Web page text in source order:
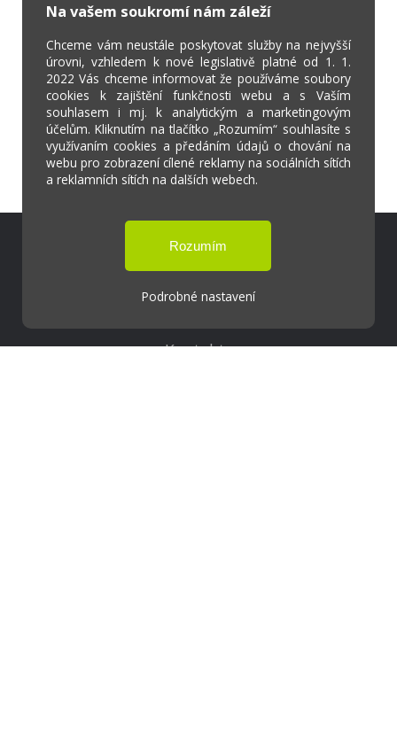
Na vašem soukromí nám záleží
Chceme vám neustále poskytovat služby na nejvyšší
úrovni, vzhledem k nové legislativě platné od 1. 1.
2022 Vás chceme informovat že používáme soubory
cookies k zajištění funkčnosti webu a s Vaším
souhlasem i mj. k analytickým a marketingovým
účelům. Kliknutím na tlačítko „Rozumím“ souhlasíte s
využívaním cookies a předáním údajů o chování na
webu pro zobrazení cílené reklamy na sociálních sítích
a reklamních sítích na dalších webech.
Podrobné nastavení
Škola Online
Strava.cz
Kontakty